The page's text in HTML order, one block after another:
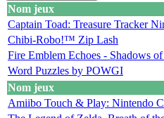
Nom jeux
Captain Toad: Treasure Tracker
Chibi-Robo!™ Zip Lash
Fire Emblem Echoes - Shadows
Word Puzzles by POWGI
Nom jeux
Amiibo Touch & Play: Nintendo